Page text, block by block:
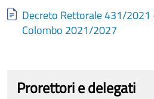
Document
Decreto Rettorale 431/
Colombo 2021/2027
Prorettori e delegati